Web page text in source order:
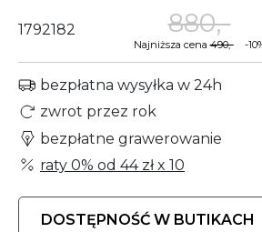
1792182 880,-
Najniższa cena490,--
bezpłatna wysyłka w 24h
zwrot przez rok
bezpłatne grawerowanie
raty 0% od 44 złx 10
DOSTĘPNOŚĆ W BUTIKACH